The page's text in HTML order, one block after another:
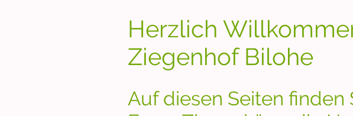
Herzlich
Ziegenhof Bilohe
Auf diesen Seiten